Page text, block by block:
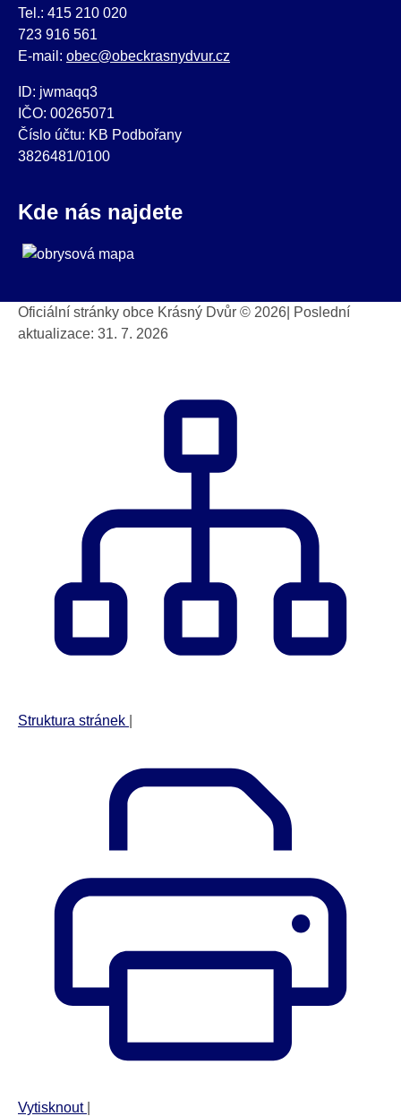
Tel.: 415 210 020
723 916 561
E-mail: obec@obeckrasnydvur.cz
ID: jwmaqq3
IČO: 00265071
Číslo účtu: KB Podbořany
3826481/0100
Kde nás najdete
Oficiální stránky obce Krásný Dvůr © 2026 Poslední
aktualizace: 31. 7. 2026
Struktura stránek
Vytisknout